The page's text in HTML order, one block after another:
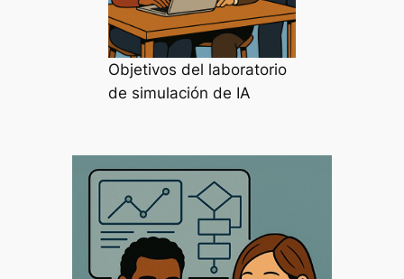
Objetivos del laboratorio
de simulación de IA